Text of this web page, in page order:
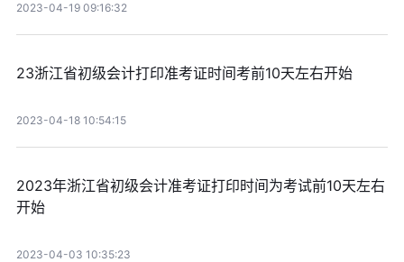
2023-04-19 09:16:32
23浙江省初级会计打印准考证时间考前10天左右开始
2023-04-18 10:54:15
2023年浙江省初级会计准考证打印时间为考试前10天左右
开始
2023-04-03 10:35:23